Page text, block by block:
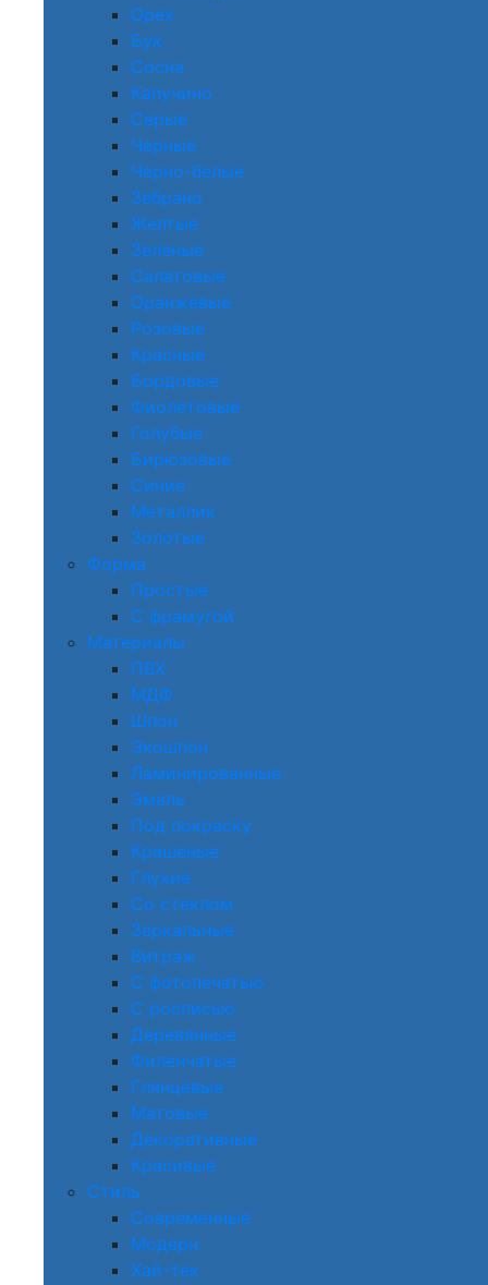
Орех
Бук
Сосна
Капучино
Серые
Черные
Черно-белые
Зебрано
Желтые
Зеленые
Салатовые
Оранжевые
Розовые
Красные
Бордовые
Фиолетовые
Голубые
Бирюзовые
Синие
Металлик
Золотые
Форма
Простые
С фрамугой
Материалы
ПВХ
МДФ
Шпон
Экошпон
Ламинированные
Эмаль
Под покраску
Крашеные
Глухие
Со стеклом
Зеркальные
Витраж
С фотопечатью
С росписью
Деревянные
Филенчатые
Глянцевые
Матовые
Декоративные
Красивые
Стиль
Современные
Модерн
Хай-тек